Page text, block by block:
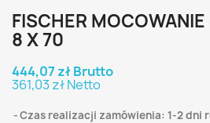
FISCHER
8 X 70
444,07 zł Brutto
361,03 zł Netto
Czas realizacji zamówienia: 1-2 dni